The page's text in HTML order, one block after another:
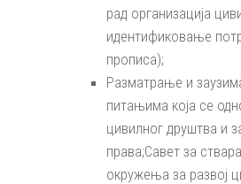
рад организација
идентификовање
прописа);
Разматрање и
питањима која се
цивилног друштва и
права;Савет за
окружења за развој